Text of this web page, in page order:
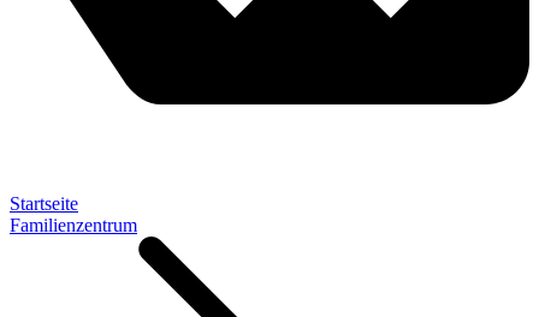
Startseite
Familienzentrum